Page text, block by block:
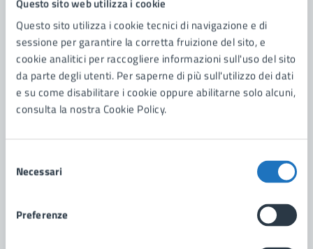
Questo sito utilizza i cookie tecnici di navigazione e di
sessione per garantire la corretta fruizione del sito, e
cookie analitici per raccogliere informazioni sull'uso del sito
da parte degli utenti. Per saperne di più sull'utilizzo dei dati
e su come disabilitare i cookie oppure abilitarne solo alcuni,
consulta la nostra Cookie Policy.
delNecessari
Preferenze
Contatta il comune
Leggi le domande frequenti
Richiedi assistenza
Problemi in città